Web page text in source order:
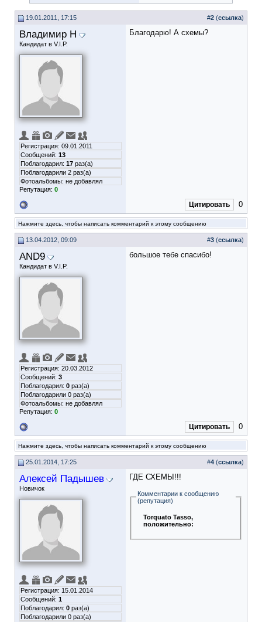
19.01.2011, 17:15 #2 (ссылка)
Владимир Н
Кандидат в V.I.P.
Регистрация: 09.01.2011
Сообщений: 13
Поблагодарил: 17 раз(а)
Поблагодарили 2 раз(а)
Фотоальбомы: не добавлял
Репутация: 0
Благодарю! А схемы?
Цитировать 0
Нажмите здесь, чтобы написать комментарий к этому сообщению
13.04.2012, 09:09 #3 (ссылка)
AND9
Кандидат в V.I.P.
Регистрация: 20.03.2012
Сообщений: 3
Поблагодарил: 0 раз(а)
Поблагодарили 0 раз(а)
Фотоальбомы: не добавлял
Репутация: 0
большое тебе спасибо!
Цитировать 0
Нажмите здесь, чтобы написать комментарий к этому сообщению
25.01.2014, 17:25 #4 (ссылка)
Алексей Падышев
Новичок
Регистрация: 15.01.2014
Сообщений: 1
Поблагодарил: 0 раз(а)
Поблагодарили 0 раз(а)
ГДЕ СХЕМЫ!!!
Комментарии к сообщению
(репутация)
Torquato Tasso,
положительно: